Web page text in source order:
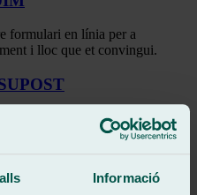
Informació
formulari en línia per a
i lloc que et convingui.
inspecció de la lluna del teu
detallat abans de